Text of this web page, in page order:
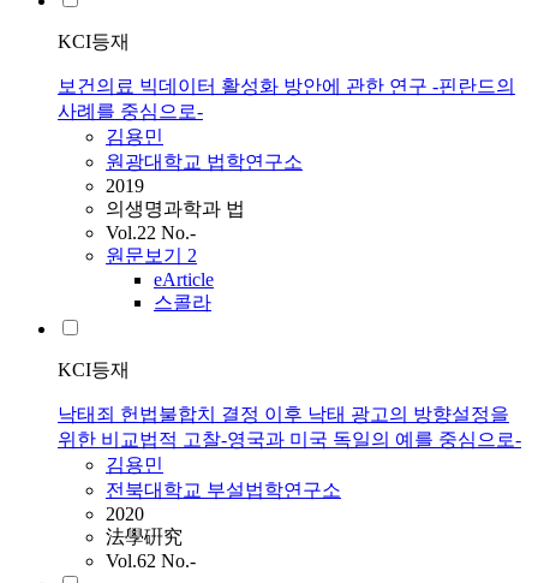
KCI등재
보건의료 빅데이터 활성화 방안에 관한 연구 -핀란드의
사례를 중심으로-
김용민
원광대학교 법학연구소
2019
의생명과학과 법
Vol.22 No.-
원문보기 2
eArticle
스콜라
KCI등재
낙태죄 헌법불합치 결정 이후 낙태 광고의 방향설정을
위한 비교법적 고찰-영국과 미국 독일의 예를 중심으로-
김용민
전북대학교 부설법학연구소
2020
法學硏究
Vol.62 No.-